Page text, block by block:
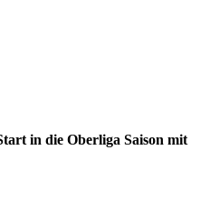
in die Oberliga Saison mit